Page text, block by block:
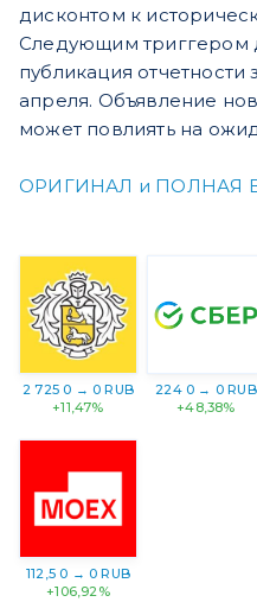
дисконтом к
Следующим триггером
публикация
апреля. Объявление
может повлиять на
ОРИГИНАЛ и ПОЛНАЯ
2 725 0 → 0 RUB
+11,47%
224 0 → 0 RUB
+48,38%
112,5 0 → 0 RUB
+106,92%